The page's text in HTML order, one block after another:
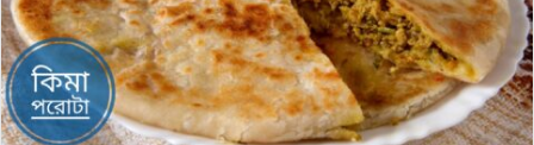
n
X
m
a
i
l